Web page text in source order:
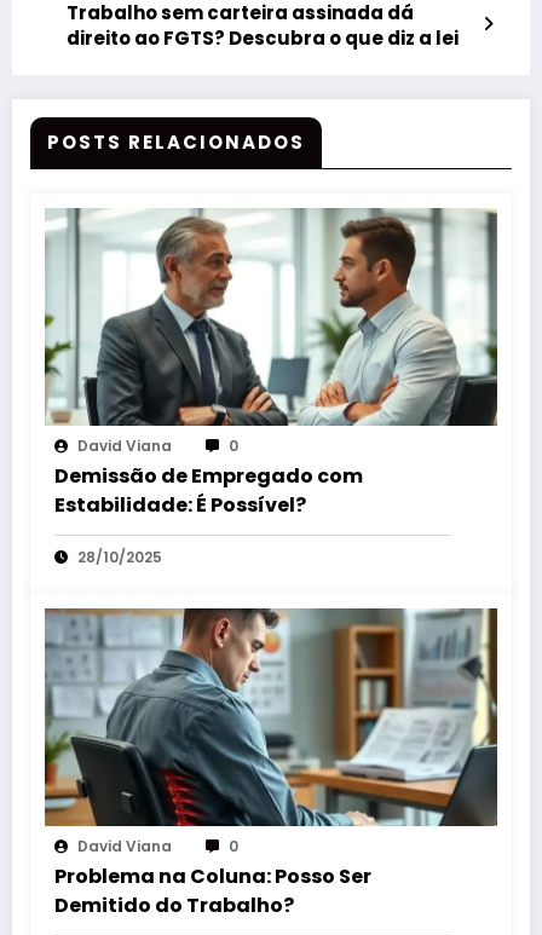
Trabalho sem carteira assinada dá
direito ao FGTS? Descubra o que diz a lei
POSTS RELACIONADOS
David Viana 0
Demissão de Empregado com
Estabilidade: É Possível?
28/10/2025
David Viana 0
Problema na Coluna: Posso Ser
Demitido do Trabalho?